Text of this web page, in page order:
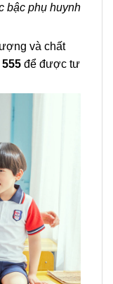
bậc phụ huynh
và chất
555 để được tư